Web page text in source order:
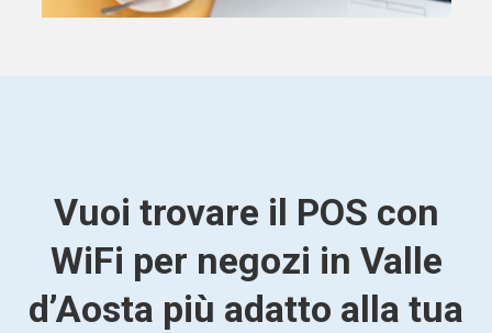
Vuoi trovare il POS con
WiFi per negozi in Valle
d’Aosta più adatto alla tua